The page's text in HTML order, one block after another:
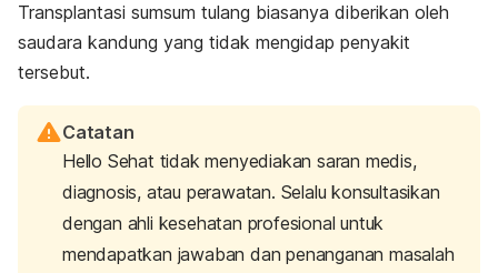
Transplantasi sumsum tulang biasanya diberikan oleh
saudara kandung yang tidak mengidap penyakit
tersebut.
Catatan
Hello Sehat tidak menyediakan saran medis,
diagnosis, atau perawatan. Selalu konsultasikan
dengan ahli kesehatan profesional untuk
mendapatkan jawaban dan penanganan masalah